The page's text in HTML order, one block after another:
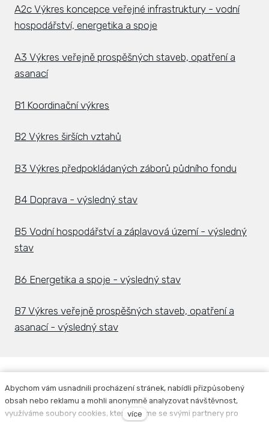
A2c Výkres koncepce veřejné infrastruktury - vodní
hospodářství, energetika a spoje
A3 Výkres veřejně prospěšných staveb, opatření a
asanací
B1 Koordinační výkres
B2 Výkres širších vztahů
B3 Výkres předpokládaných záborů půdního fondu
B4 Doprava - výsledný stav
B5 Vodní hospodářství a záplavová území - výsledný
stav
B6 Energetika a spoje - výsledný stav
B7 Výkres veřejně prospěšných staveb, opatření a
asanací - výsledný stav
Facebook Instagram
Abychom vám usnadnili procházení stránek, nabídli přizpůsobený
obsah nebo reklamu a mohli anonymně analyzovat návštěvnost,
využíváme soubory cookies, které sdílíme se svými partnery pro
více